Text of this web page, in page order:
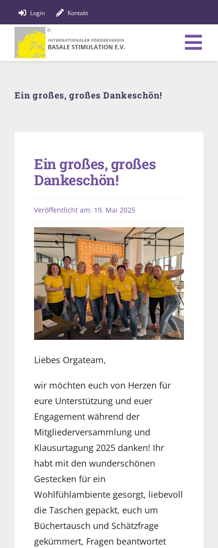
Inhalt
springen
Login Kontakt
Bildung
Förderung
Ein großes, großes Dankeschön!
Ein großes, großes
Dankeschön!
Veröffentlicht am: 19. Mai 2025
Liebes Orgateam,
wir möchten euch von Herzen für
eure Unterstützung und euer
Engagement während der
Mitgliederversammlung und
Klausurtagung 2025 danken! Ihr
habt mit den wunderschönen
Gestecken für ein
Wohlfühlambiente gesorgt, liebevoll
die Taschen gepackt, euch um
Büchertausch und Schätzfrage
gekümmert, Fragen beantwortet